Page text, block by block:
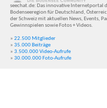
seechat.de: Das innovative Internetportal
Bodenseeregion für Deutschland,
der Schweiz mit aktuellen News, Events,
Gewinnspielen sowie Fotos + Videos.
» 22.500 Mitglieder
» 35.000 Beiträge
» 3.500.000 Video-Aufrufe
» 30.000.000 Foto-Aufrufe